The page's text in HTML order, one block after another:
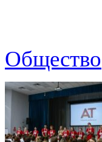
Общество